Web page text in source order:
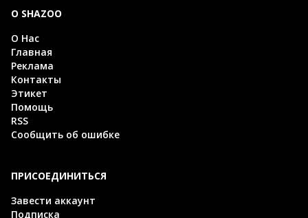
О SHAZOO
О Нас
Главная
Реклама
Контакты
Этикет
Помощь
RSS
Сообщить об ошибке
ПРИСОЕДИНИТЬСЯ
Завести аккаунт
Подписка